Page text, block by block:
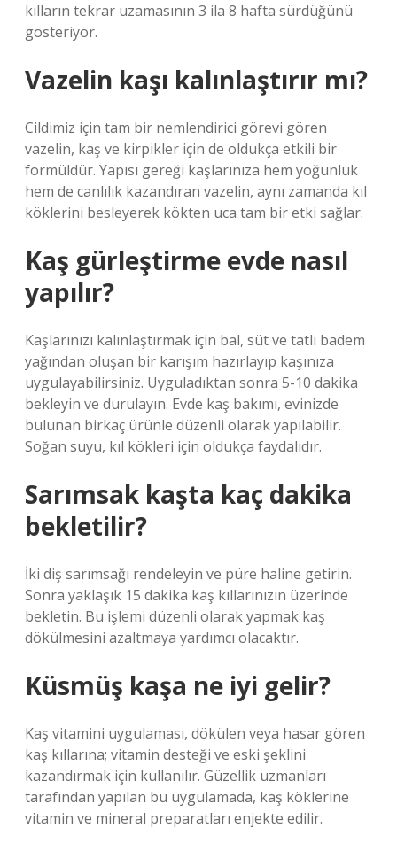
kılların tekrar uzamasının 3 ila 8 hafta sürdüğünü
gösteriyor.
Vazelin kaşı kalınlaştırır mı?
Cildimiz için tam bir nemlendirici görevi gören
vazelin, kaş ve kirpikler için de oldukça etkili bir
formüldür. Yapısı gereği kaşlarınıza hem yoğunluk
hem de canlılık kazandıran vazelin, aynı zamanda kıl
köklerini besleyerek kökten uca tam bir etki sağlar.
Kaş gürleştirme evde nasıl
yapılır?
Kaşlarınızı kalınlaştırmak için bal, süt ve tatlı badem
yağından oluşan bir karışım hazırlayıp kaşınıza
uygulayabilirsiniz. Uyguladıktan sonra 5-10 dakika
bekleyin ve durulayın. Evde kaş bakımı, evinizde
bulunan birkaç ürünle düzenli olarak yapılabilir.
Soğan suyu, kıl kökleri için oldukça faydalıdır.
Sarımsak kaşta kaç dakika
bekletilir?
İki diş sarımsağı rendeleyin ve püre haline getirin.
Sonra yaklaşık 15 dakika kaş kıllarınızın üzerinde
bekletin. Bu işlemi düzenli olarak yapmak kaş
dökülmesini azaltmaya yardımcı olacaktır.
Küsmüş kaşa ne iyi gelir?
Kaş vitamini uygulaması, dökülen veya hasar gören
kaş kıllarına; vitamin desteği ve eski şeklini
kazandırmak için kullanılır. Güzellik uzmanları
tarafından yapılan bu uygulamada, kaş köklerine
vitamin ve mineral preparatları enjekte edilir.